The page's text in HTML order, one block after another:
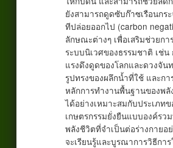
ยังสามารถดูดซับก๊าซเรือนกร
ทีปล่อยออกไป (carbon
ลักษณะต่างๆ เพื่อเสริมช่วยก
ระบบนิเวศของธรรมชาติ เช่
แรงดึงดูดของโลกและดวงจัน
รูปทรงของผลึกน้ำที่ใช้ และก
หลักการทำงานพื้นฐานของพ
ได้อย่างเหมาะสมกับประเภ
เกษตรกรรมยั่งยืนแบบองค์ร
พลังชีวิตที่จำเป็นต่อร่างกายอ
จะเรียนรู้และบูรณาการวิธีกา